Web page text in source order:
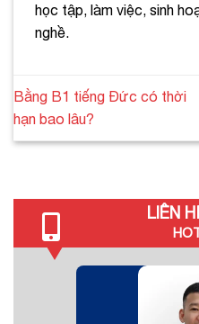
học tập, làm việc, sinh
nghề.
Bằng B1 tiếng Đức có thời
hạn bao lâu?
LIÊN